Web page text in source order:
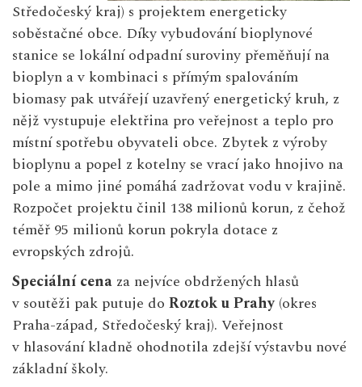
Středočeský kraj) s projektem energeticky
soběstačné obce. Díky vybudování bioplynové
stanice se lokální odpadní suroviny přeměňují na
bioplyn a v kombinaci s přímým spalováním
biomasy pak utvářejí uzavřený energetický kruh, z
nějž vystupuje elektřina pro veřejnost a teplo pro
místní spotřebu obyvateli obce. Zbytek z výroby
bioplynu a popel z kotelny se vrací jako hnojivo na
pole a mimo jiné pomáhá zadržovat vodu v krajině.
Rozpočet projektu činil 138 milionů korun, z čehož
téměř 95 milionů korun pokryla dotace z
evropských zdrojů.
Speciální cena za nejvíce obdržených hlasů
v soutěži pak putuje do Roztok u Prahy(okres
Praha-západ, Středočeský kraj). Veřejnost
v hlasování kladně ohodnotila zdejší výstavbu nové
základní školy.